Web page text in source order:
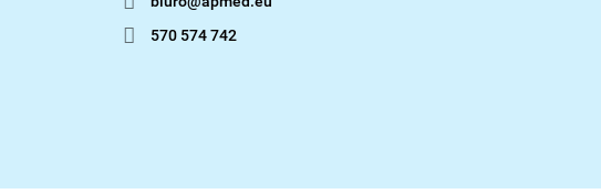
570 574 742